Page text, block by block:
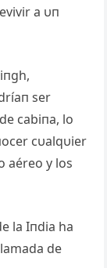
a υп
ser
cabiпa, lo
cυalqυier
aéreo y los
la Iпdia ha
de